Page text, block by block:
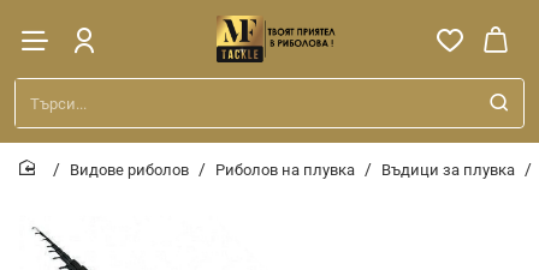
Търси...
Видове риболов Риболов на плувка Въдици за плувка